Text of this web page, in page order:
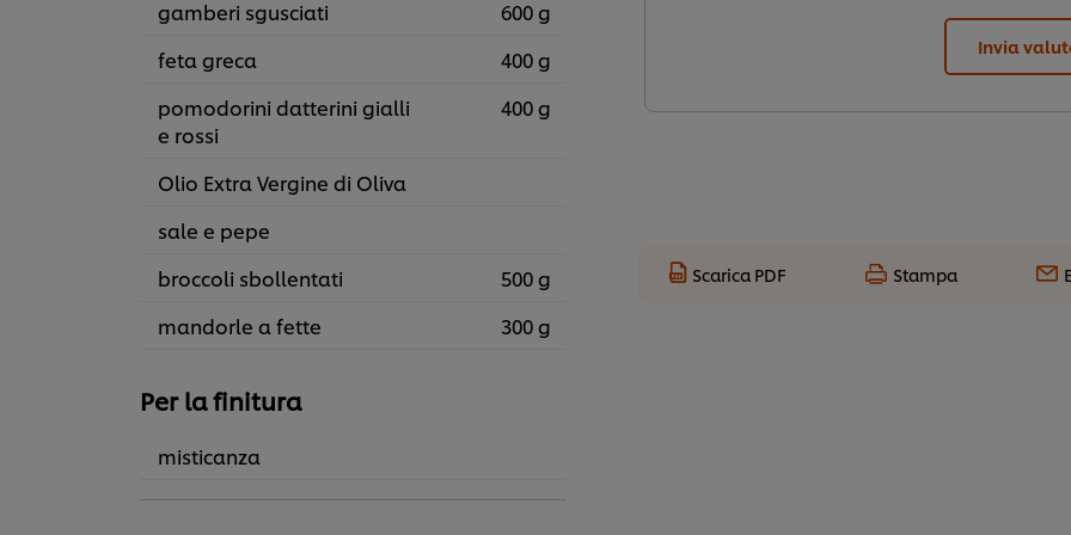
gamberi sgusciati
600 g
feta greca
400 g
pomodorini datterini gialli
e rossi
400 g
Olio Extra Vergine di Oliva
sale e pepe
broccoli sbollentati
500 g
mandorle a fette
300 g
Per la finitura
misticanza
Invia
Scarica PDF Stampa